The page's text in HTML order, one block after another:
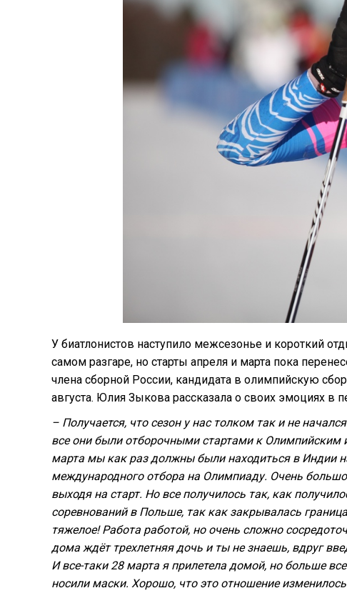
У биатлонистов наступило межсезонье и короткий
самом разгаре, но старты апреля и марта пока
члена сборной России, кандидата в олимпийскую
августа. Юлия Зыкова рассказала о своих эмоциях в
– Получается, что сезон у нас толком так и не
все они были отборочными стартами к Олимпийским
марта мы как раз должны были находиться в Индии
международного отбора на Олимпиаду. Очень
выходя на старт. Но все получилось так, как
соревнований в Польше, так как закрывалась
тяжелое! Работа работой, но очень сложно
дома ждёт трехлетняя дочь и ты не знаешь, вдруг
И все-таки 28 марта я прилетела домой, но больше
носили маски. Хорошо, что это отношение